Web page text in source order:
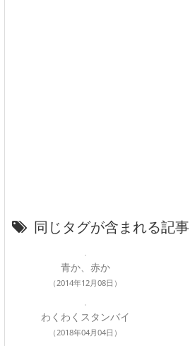
同じタグが含まれる記事
青か、赤か
（2014年12月08日）
わくわくスタンバイ
（2018年04月04日）